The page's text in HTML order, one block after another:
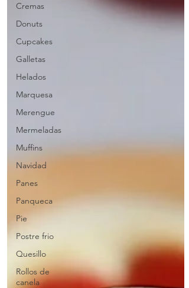
Cremas
Donuts
Cupcakes
Galletas
Helados
Marquesa
Merengue
Mermeladas
Muffins
Navidad
Panes
Panqueca
Pie
Postre frio
Quesillo
Rollos de
canela